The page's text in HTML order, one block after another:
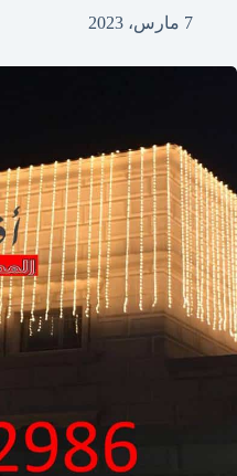
7 مارس، 2023